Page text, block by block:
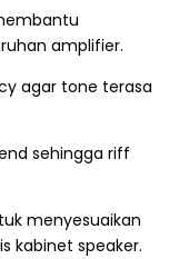
amplifier.
agar tone terasa
sehingga riff
menyesuaikan
kabinet speaker.